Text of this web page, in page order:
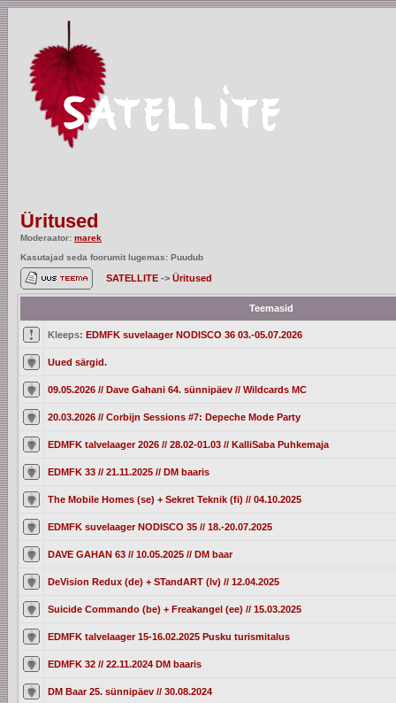
Üritused
Moderaator: marek
Kasutajad seda foorumit lugemas: Puudub
SATELLITE -> Üritused
Teemasid
Kleeps: EDMFK suvelaager NODISCO 36 03.-05.07.2026
Uued särgid.
09.05.2026 // Dave Gahani 64. sünnipäev // Wildcards MC
20.03.2026 // Corbijn Sessions #7: Depeche Mode Party
EDMFK talvelaager 2026 // 28.02-01.03 // KalliSaba Puhkemaja
EDMFK 33 // 21.11.2025 // DM baaris
The Mobile Homes (se) + Sekret Teknik (fi) // 04.10.2025
EDMFK suvelaager NODISCO 35 // 18.-20.07.2025
DAVE GAHAN 63 // 10.05.2025 // DM baar
DeVision Redux (de) + STandART (lv) // 12.04.2025
Suicide Commando (be) + Freakangel (ee) // 15.03.2025
EDMFK talvelaager 15-16.02.2025 Pusku turismitalus
EDMFK 32 // 22.11.2024 DM baaris
DM Baar 25. sünnipäev // 30.08.2024